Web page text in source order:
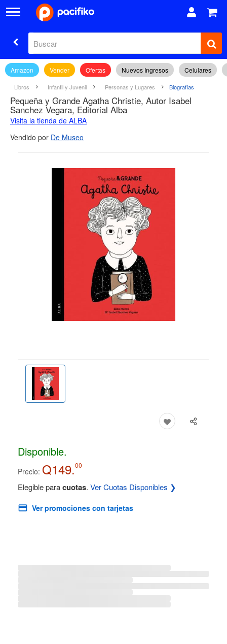
Amazon Vender Ofertas Nuevos Ingresos Celulares
Libros Infantil y Juvenil Personas y Lugares Biografías
Pequeña y Grande Agatha Christie, Autor Isabel
Sanchez Vegara, Editorial Alba
Visita la tienda de ALBA
Vendido por De Museo
Disponible.
Precio: Q149.00
Elegible paracuotas. Ver Cuotas Disponibles ❯
Ver promociones con tarjetas